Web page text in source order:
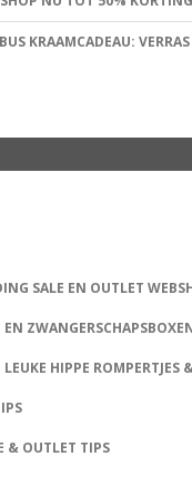
KRAAMCADEAU: VERRAS
SALE EN OUTLET
HIPPE ROMPERTJES
& OUTLET TIPS